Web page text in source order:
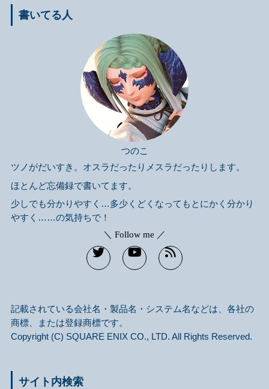
書いてる人
つのこ
ツノがだいすき。オスラだったりメスラだったりします。
ほとんど忘備録で書いてます。
少しでも分かりやすく…多少くどくなってもとにかく分かり
やすく……の気持ちで！
＼ Follow me ／
記載されている会社名・製品名・システム名などは、各社の
商標、または登録商標です。
Copyright (C) SQUARE ENIX CO., LTD. All Rights Reserved.
サイト内検索